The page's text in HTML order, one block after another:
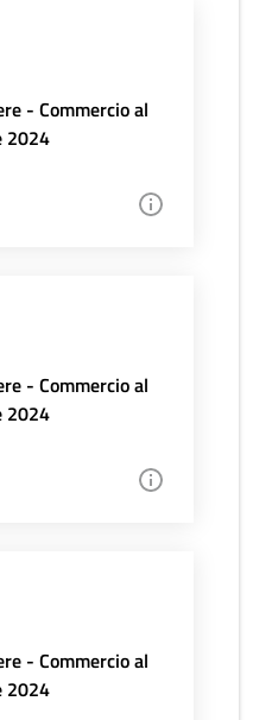
- Commercio al
2024
- Commercio al
2024
- Commercio al
2024